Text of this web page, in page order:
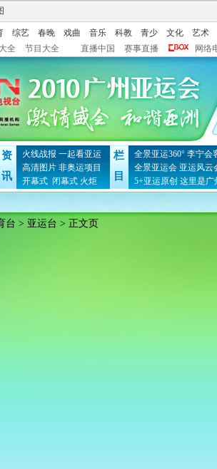
综艺 春晚 戏曲 音乐 科教 青少 文化
艺术
全 节目大全 直播中国 赛事直播 网络
资
讯
火线战报 一起看亚运
高清图片 非奥运项目
开幕式 闭幕式 火炬
栏
目
全景亚运360° 李宁会
全景亚运会 亚运风云
5+亚运原创 这里是广
台 > 亚运台 > 正文页